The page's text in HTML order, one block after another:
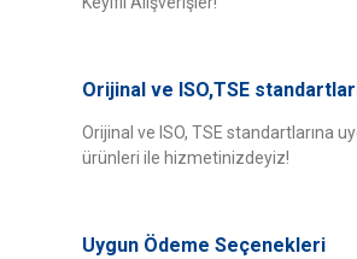
Orijinal ve ISO,TSE
Orijinal ve ISO, TSE standartlarına
ürünleri ile hizmetinizdeyiz!
Uygun Ödeme Seçenekleri